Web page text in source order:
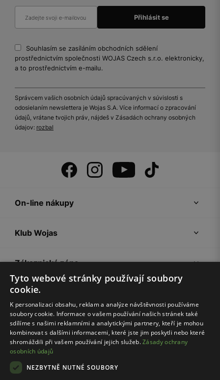
Souhlasím se zasíláním obchodních sdělení
prostřednictvím společnosti WOJAS Czech s.r.o. elektronicky,
a to prostřednictvím e-mailu.
Správcem vašich osobních údajů spracúvaných v súvislosti s
odosielaním newslettera je Wojas S.A. Více informací o zpracování
údajů, vrátane tvojich práv, nájdeš v Zásadách ochrany osobných
údajov: rozbal
On-line nákupy
Klub Wojas
Zákaznická zóna
Společnost Wojas
Rady
Tyto webové stránky používají soubory
cookie.
K personalizaci obsahu, reklam a analýze návštěvnosti používáme
soubory cookie. Informace o vašem používání našich stránek také
sdílíme s našimi reklamními a analytickými partnery, kteří je mohou
kombinovat s dalšími informacemi, které jste jim poskytli nebo které
shromáždili při vašem používání jejich služeb.Zásady ochrany
osobních údajů
NEZBYTNĚ NUTNÉ SOUBORY